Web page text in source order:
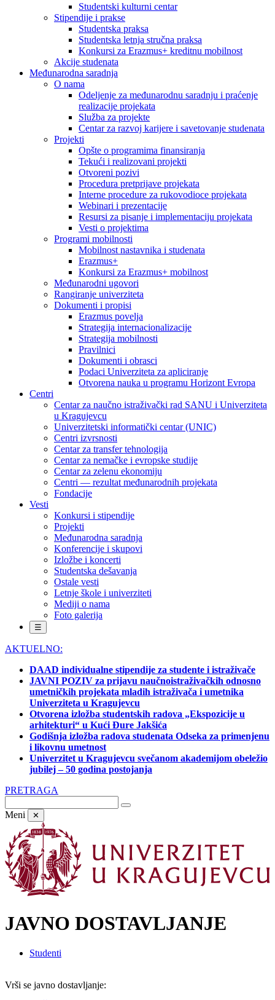
Studentski kulturni centar
Stipendije i prakse
Studentska praksa
Studentska letnja stručna praksa
Konkursi za Erazmus+ kreditnu mobilnost
Akcije studenata
Međunarodna saradnja
O nama
Odeljenje za međunarodnu saradnju i praćenje
realizacije projekata
Služba za projekte
Centar za razvoj karijere i savetovanje studenata
Projekti
Opšte o programima finansiranja
Tekući i realizovani projekti
Otvoreni pozivi
Procedura pretprijave projekata
Interne procedure za rukovodioce projekata
Webinari i prezentacije
Resursi za pisanje i implementaciju projekata
Vesti o projektima
Programi mobilnosti
Mobilnost nastavnika i studenata
Erazmus+
Konkursi za Erazmus+ mobilnost
Međunarodni ugovori
Rangiranje univerziteta
Dokumenti i propisi
Erazmus povelja
Strategija internacionalizacije
Strategija mobilnosti
Pravilnici
Dokumenti i obrasci
Podaci Univerziteta za apliciranje
Otvorena nauka u programu Horizont Evropa
Centri
Centar za naučno istraživački rad SANU i Univerziteta
u Kragujevcu
Univerzitetski informatički centar (UNIC)
Centri izvrsnosti
Centar za transfer tehnologija
Centar za nemačke i evropske studije
Centar za zelenu ekonomiju
Centri — rezultat međunarodnih projekata
Fondacije
Vesti
Konkursi i stipendije
Projekti
Međunarodna saradnja
Konferencije i skupovi
Izložbe i koncerti
Studentska dešavanja
Ostale vesti
Letnje škole i univerziteti
Mediji o nama
Foto galerija
☰
AKTUELNO:
DAAD individualne stipendije za studente i istraživače
JAVNI POZIV za prijavu naučnoistraživačkih odnosno
umetničkih projekata mladih istraživača i umetnika
Univerziteta u Kragujevcu
Otvorena izložba studentskih radova „Ekspozicije u
arhitekturi“ u Kući Đure Jakšića
Godišnja izložba radova studenata Odseka za primenjenu
i likovnu umetnost
Univerzitet u Kragujevcu svečanom akademijom obeležio
jubilej – 50 godina postojanja
PRETRAGA
Meni ✕
JAVNO DOSTAVLJANJE
Studenti
Vrši se javno dostavljanje: